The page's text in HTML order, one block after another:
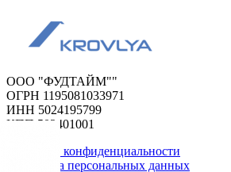
ООО "ФУДТАЙМ""
ОГРН 1195081033971
ИНН 5024195799
КПП 502401001
Политика конфиденциальности
Обработка персональных данных